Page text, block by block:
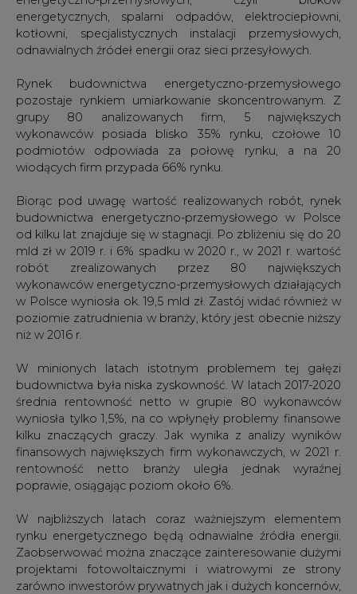
energetycznych, spalarni odpadów, elektrociepłowni,
kotłowni, specjalistycznych instalacji przemysłowych,
odnawialnych źródeł energii oraz sieci przesyłowych.
Rynek budownictwa energetyczno-przemysłowego
pozostaje rynkiem umiarkowanie skoncentrowanym. Z
grupy 80 analizowanych firm, 5 największych
wykonawców posiada blisko 35% rynku, czołowe 10
podmiotów odpowiada za połowę rynku, a na 20
wiodących firm przypada 66% rynku.
Biorąc pod uwagę wartość realizowanych robót, rynek
budownictwa energetyczno-przemysłowego w Polsce
od kilku lat znajduje się w stagnacji. Po zbliżeniu się do 20
mld zł w 2019 r. i 6% spadku w 2020 r., w 2021 r. wartość
robót zrealizowanych przez 80 największych
wykonawców energetyczno-przemysłowych działających
w Polsce wyniosła ok. 19,5 mld zł. Zastój widać również w
poziomie zatrudnienia w branży, który jest obecnie niższy
niż w 2016 r.
W minionych latach istotnym problemem tej gałęzi
budownictwa była niska zyskowność. W latach 2017-2020
średnia rentowność netto w grupie 80 wykonawców
wyniosła tylko 1,5%, na co wpłynęły problemy finansowe
kilku znaczących graczy. Jak wynika z analizy wyników
finansowych największych firm wykonawczych, w 2021 r.
rentowność netto branży uległa jednak wyraźnej
poprawie, osiągając poziom około 6%.
W najbliższych latach coraz ważniejszym elementem
rynku energetycznego będą odnawialne źródła energii.
Zaobserwować można znaczące zainteresowanie dużymi
projektami fotowoltaicznymi i wiatrowymi ze strony
zarówno inwestorów prywatnych jak i dużych koncernów,